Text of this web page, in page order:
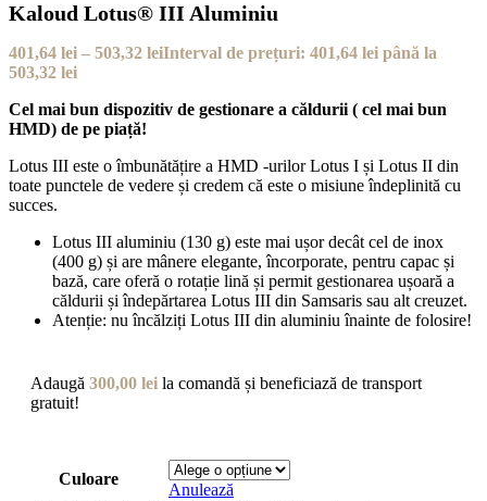
Kaloud Lotus® III Aluminiu
401,64 lei – 503,32 leiInterval de prețuri: 401,64 lei până la
503,32 lei
Cel mai bun dispozitiv de gestionare a căldurii ( cel mai bun
HMD) de pe piață!
Lotus III este o îmbunătățire a HMD -urilor Lotus I și Lotus II din
toate punctele de vedere și credem că este o misiune îndeplinită cu
succes.
Lotus III aluminiu (130 g) este mai ușor decât cel de inox
(400 g) și are mânere elegante, încorporate, pentru capac și
bază, care oferă o rotație lină și permit gestionarea ușoară a
căldurii și îndepărtarea Lotus III din Samsaris sau alt creuzet.
Atenție: nu încălziți Lotus III din aluminiu înainte de folosire!
Adaugă 300,00 lei la comandă și beneficiază de transport
gratuit!
Culoare
Anulează